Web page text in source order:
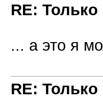
RE:
... а это я
RE: